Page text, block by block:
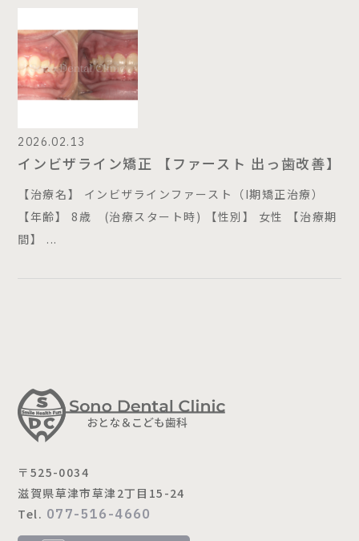
2026.02.13
インビザライン矯正 【ファースト 出っ歯改善】
【治療名】 インビザラインファースト（I期矯正治療）
【年齢】 8歳 (治療スタート時) 【性別】 女性 【治療期
間】 ...
〒525-0034
滋賀県草津市草津2丁目15-24
Tel. 077-516-4660